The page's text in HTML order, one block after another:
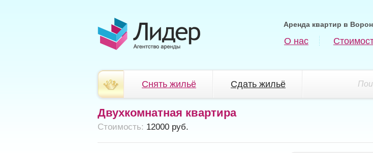
Аренда квартир в
О нас
Снять жильё Сдать жильё
Двухкомнатная квартира
Cтоимость: 12000 руб.